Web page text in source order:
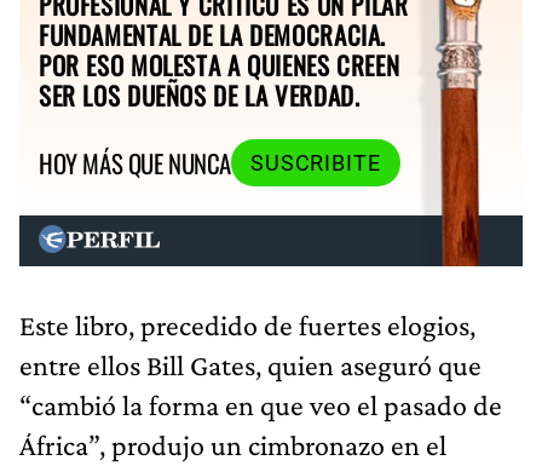
FUNDAMENTAL DE LA DEMOCRACIA.
POR ESO MOLESTA A QUIENES CREEN
SER LOS DUEÑOS DE LA VERDAD.
HOY MÁS QUE NUNCA
SUSCRIBITE
Este libro, precedido de fuertes elogios,
entre ellos Bill Gates, quien aseguró que
“cambió la forma en que veo el pasado de
África”, produjo un cimbronazo en el